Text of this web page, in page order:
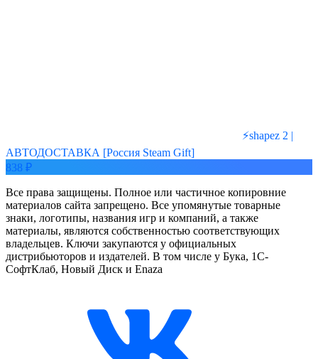
⚡️shapez 2 |
АВТОДОСТАВКА [Россия Steam Gift]
838 ₽
Все права защищены. Полное или частичное копировние
материалов сайта запрещено. Все упомянутые товарные
знаки, логотипы, названия игр и компаний, а также
материалы, являются собственностью соответствующих
владельцев. Ключи закупаются у официальных
дистрибьюторов и издателей. В том числе у Бука, 1С-
СофтКлаб, Новый Диск и Enaza